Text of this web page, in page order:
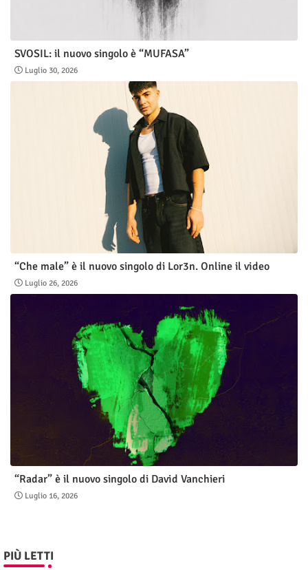
SVOSIL: il nuovo singolo è “MUFASA”
Luglio 30, 2026
“Che male” è il nuovo singolo di Lor3n. Online il video
Luglio 26, 2026
“Radar” è il nuovo singolo di David Vanchieri
Luglio 16, 2026
PIÙ LETTI